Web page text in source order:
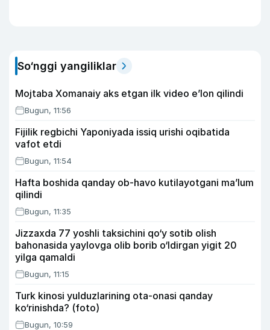
So‘nggi yangiliklar
Mojtaba Xomanaiy aks etgan ilk video e’lon qilindi
Bugun, 11:56
Fijilik regbichi Yaponiyada issiq urishi oqibatida
vafot etdi
Bugun, 11:54
Hafta boshida qanday ob-havo kutilayotgani ma’lum
qilindi
Bugun, 11:35
Jizzaxda 77 yoshli taksichini qo‘y sotib olish
bahonasida yaylovga olib borib o‘ldirgan yigit 20
yilga qamaldi
Bugun, 11:15
Turk kinosi yulduzlarining ota-onasi qanday
ko‘rinishda? (foto)
Bugun, 10:59